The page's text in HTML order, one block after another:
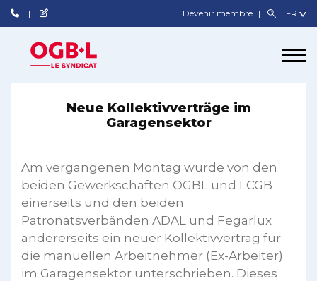
Devenir membre
Neue Kollektivverträge im
Garagensektor
Am vergangenen Montag wurde von den
beiden Gewerkschaften OGBL und LCGB
einerseits und den beiden
Patronatsverbänden ADAL und Fegarlux
andererseits ein neuer Kollektivvertrag für
die manuellen Arbeitnehmer (Ex-Arbeiter)
im Garagensektor unterschrieben. Dieses